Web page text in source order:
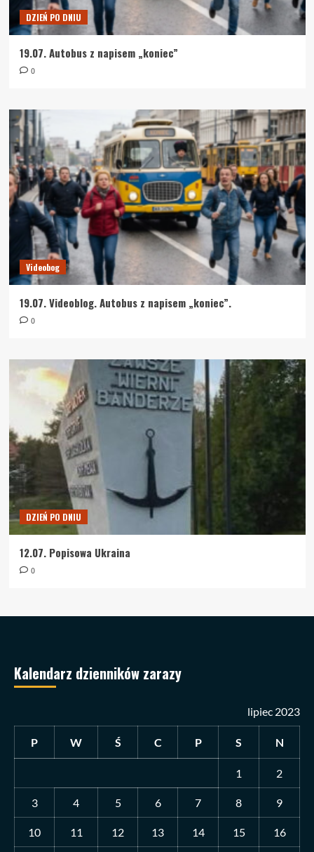
DZIEŃ PO DNIU
19.07. Autobus z napisem „koniec”
0
Videobog
19.07. Videoblog. Autobus z napisem „koniec”.
0
DZIEŃ PO DNIU
12.07. Popisowa Ukraina
0
Kalendarz dzienników zarazy
lipiec 2023
P W Ś C P S N
1 2
3 4 5 6 7 8 9
10 11 12 13 14 15 16